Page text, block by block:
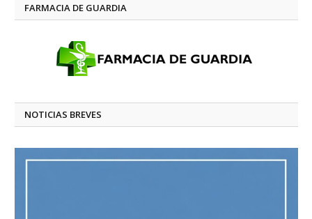
FARMACIA DE GUARDIA
NOTICIAS BREVES